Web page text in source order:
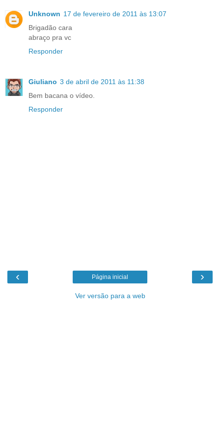
Unknown 17 de fevereiro de 2011 às 13:07
Brigadão cara
abraço pra vc
Responder
Giuliano 3 de abril de 2011 às 11:38
Bem bacana o vídeo.
Responder
‹ ›
Página inicial
Ver versão para a web